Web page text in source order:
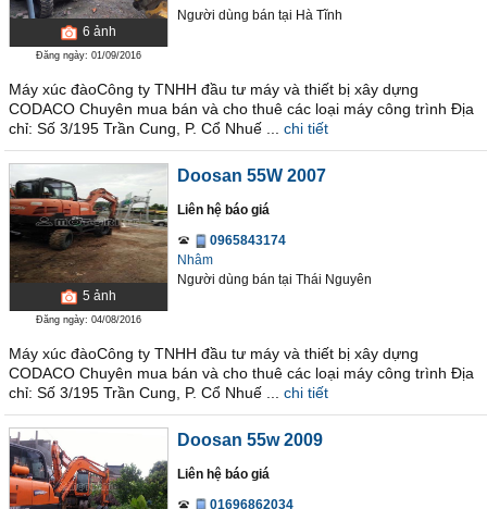
6 ảnh
Đăng ngày: 01/09/2016
Người dùng bán tại Hà Tĩnh
Máy xúc đàoCông ty TNHH đầu tư máy và thiết bị xây dựng
CODACO Chuyên mua bán và cho thuê các loại máy công trình Địa
chỉ: Số 3/195 Trần Cung, P. Cổ Nhuế ...
chi tiết
5 ảnh
Đăng ngày: 04/08/2016
Doosan 55W 2007
Liên hệ báo giá
0965843174
Nhâm
Người dùng bán tại Thái Nguyên
Máy xúc đàoCông ty TNHH đầu tư máy và thiết bị xây dựng
CODACO Chuyên mua bán và cho thuê các loại máy công trình Địa
chỉ: Số 3/195 Trần Cung, P. Cổ Nhuế ...
chi tiết
Doosan 55w 2009
Liên hệ báo giá
01696862034